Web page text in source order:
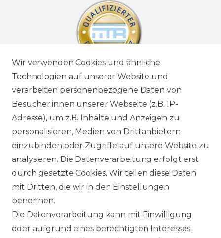
Wir verwenden Cookies und ähnliche
Technologien auf unserer Website und
verarbeiten personenbezogene Daten von
Besucher:innen unserer Webseite (z.B. IP-
Adresse), um z.B. Inhalte und Anzeigen zu
personalisieren, Medien von Drittanbietern
einzubinden oder Zugriffe auf unsere Website zu
analysieren. Die Datenverarbeitung erfolgt erst
durch gesetzte Cookies. Wir teilen diese Daten
mit Dritten, die wir in den Einstellungen
benennen.
Die Datenverarbeitung kann mit Einwilligung
oder aufgrund eines berechtigten Interesses